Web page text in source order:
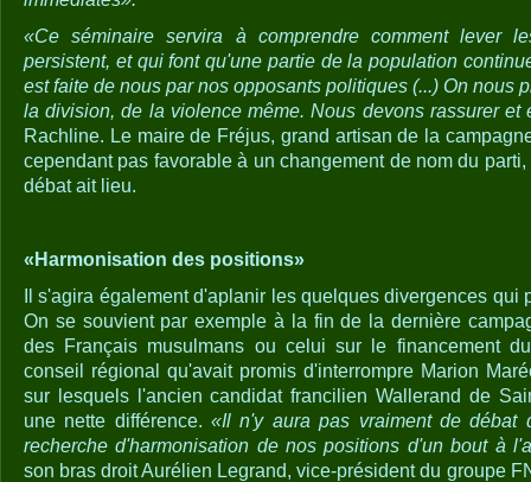
«Ce séminaire servira à comprendre comment lever
persistent, et qui font qu'une partie de la population
est faite de nous par nos opposants politiques (...) On nous
la division, de la violence même. Nous devons rassurer et
Rachline. Le maire de Fréjus, grand artisan de la
cependant pas favorable à un changement de nom du
débat ait lieu.
«Harmonisation des positions»
Il s'agira également d'aplanir les quelques divergences qui
On se souvient par exemple à la fin de la dernière
des Français musulmans ou celui sur le financement
conseil régional qu'avait promis d'interrompre Marion
sur lesquels l'ancien candidat francilien Wallerand de
une nette différence.«Il n'y aura pas vraiment de débat
recherche d'harmonisation de nos positions d'un bout à
son bras droit Aurélien Legrand, vice-président du groupe